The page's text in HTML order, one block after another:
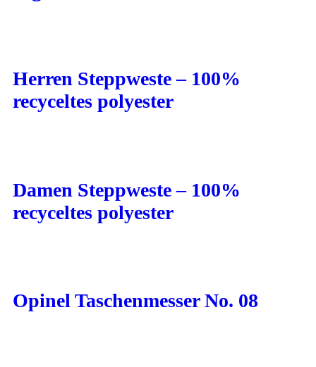
Herren Steppweste – 100%
recyceltes polyester
Damen Steppweste – 100%
recyceltes polyester
Opinel Taschenmesser No. 08